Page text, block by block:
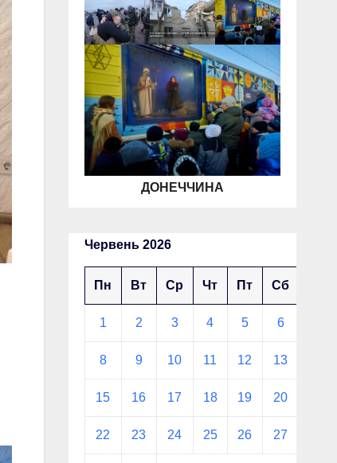
ДОНЕЧЧИНА
Червень 2026
Пн Вт Ср Чт Пт Сб
1 2 3 4 5 6
8 9 10 11 12 13
15 16 17 18 19 20
22 23 24 25 26 27